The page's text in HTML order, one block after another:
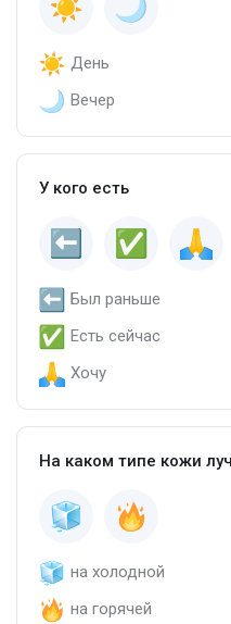
День
Вечер
У кого есть
Был раньше
Есть сейчас
Хочу
На каком типе кожи
на холодной
на горячей